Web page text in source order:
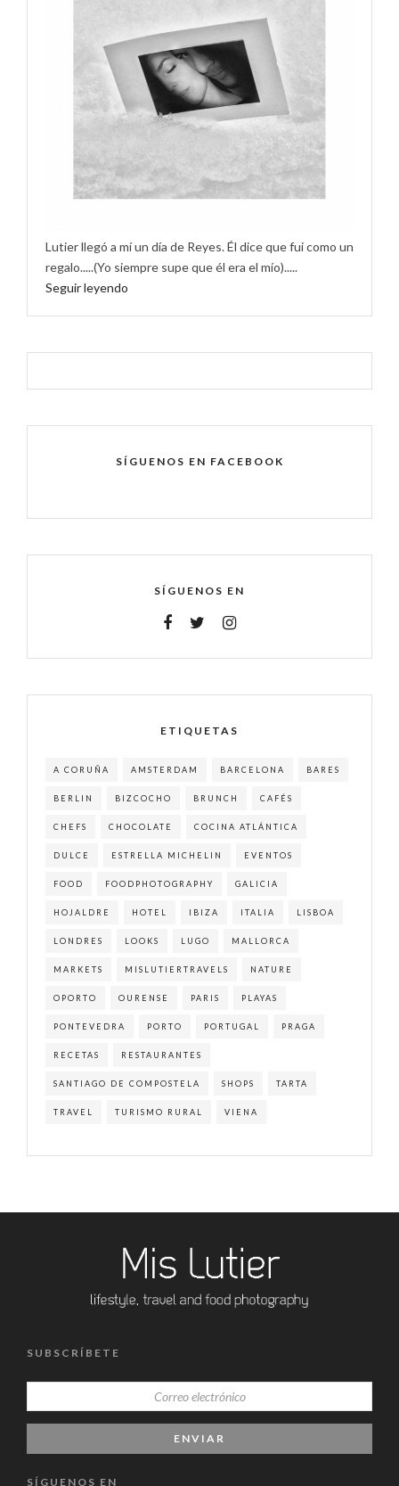
Lutier llegó a mí un día de Reyes. Él dice que fui como un
regalo.....(Yo siempre supe que él era el mío).....
Seguir leyendo
SÍGUENOS EN FACEBOOK
SÍGUENOS EN
ETIQUETAS
A CORUÑA AMSTERDAM BARCELONA BARES
BERLIN BIZCOCHO BRUNCH CAFÉS
CHEFS CHOCOLATE COCINA ATLÁNTICA
DULCE ESTRELLA MICHELIN EVENTOS
FOOD FOODPHOTOGRAPHY GALICIA
HOJALDRE HOTEL IBIZA ITALIA LISBOA
LONDRES LOOKS LUGO MALLORCA
MARKETS MISLUTIERTRAVELS NATURE
OPORTO OURENSE PARIS PLAYAS
PONTEVEDRA PORTO PORTUGAL PRAGA
RECETAS RESTAURANTES
SANTIAGO DE COMPOSTELA SHOPS TARTA
TRAVEL TURISMO RURAL VIENA
SUBSCRÍBETE
SÍGUENOS EN